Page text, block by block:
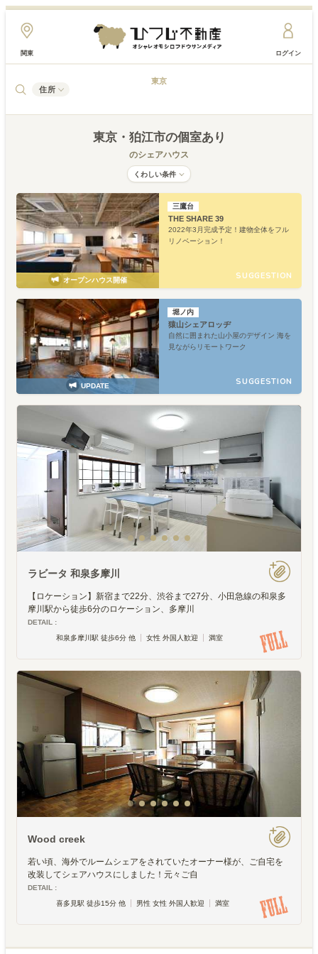
関東 ログイン
住所
東京
東京・狛江市の個室あり
のシェアハウス
くわしい条件
オープンハウス開催
三鷹台
THE SHARE 39
2022年3月完成予定！建物全体をフル
リノベーション！
SUGGESTION
UPDATE
堀ノ内
猿山シェアロッヂ
自然に囲まれた山小屋のデザイン 海を
見ながらリモートワーク
SUGGESTION
ラビータ 和泉多摩川
【ロケーション】新宿まで22分、渋谷まで27分、小田急線の和泉多
摩川駅から徒歩6分のロケーション、多摩川
DETAIL :
和泉多摩川駅 徒歩6分 他
女性 外国人歓迎 満室
Wood creek
若い頃、海外でルームシェアをされていたオーナー様が、ご自宅を
改装してシェアハウスにしました！元々ご自
DETAIL :
喜多見駅 徒歩15分 他
男性 女性 外国人歓迎 満室